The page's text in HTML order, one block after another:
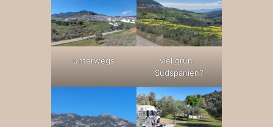
unterwegs
viel grün –
Südspanien?